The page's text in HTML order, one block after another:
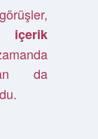
içerik
da